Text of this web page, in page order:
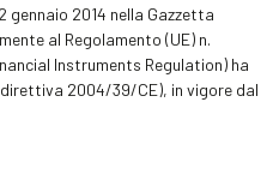
2014 nella Gazzetta
al Regolamento (UE) n.
Instruments Regulation) ha
2004/39/CE), in vigore dal